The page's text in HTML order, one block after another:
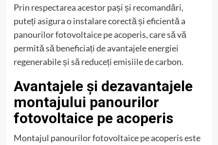
Prin respectarea acestor pași și recomandări,
puteți asigura o instalare corectă și eficientă a
panourilor fotovoltaice pe acoperis, care să vă
permită să beneficiați de avantajele energiei
regenerabile și să reduceți emisiile de carbon.
Avantajele și dezavantajele
montajului panourilor
fotovoltaice pe acoperis
Montajul panourilor fotovoltaice pe acoperis este